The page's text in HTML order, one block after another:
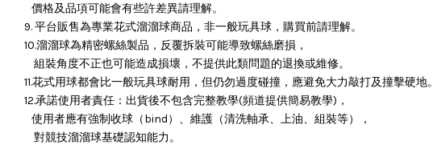
價格及品項可能會有些許差異請理解。
9. 平台販售為專業花式溜溜球商品，非一般玩具球，購買前請理解。
10.溜溜球為精密螺絲製品，反覆拆裝可能導致螺絲磨損，
組裝角度不正也可能造成損壞， 不提供此類問題的退換或維修。
11.花式用球都會比一般玩具球耐用，但仍勿過度碰撞，應避免大力敲打及撞擊硬地。
12.承諾使用者責任：出貨後不包含完整教學(頻道提供簡易教學)，
使用者應有強制收球（bind）、維護（清洗軸承、上油、組裝等），
對競技溜溜球基礎認知能力。